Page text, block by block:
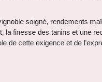
soigné, rendements
la finesse des tanins et une
de cette exigence et de